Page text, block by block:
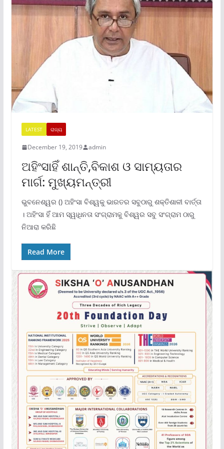
LATEST ରାଜ୍ୟ
December 19, 2019 admin
ଅହିଂସାହିଁ ଶାନ୍ତି,ବିକାଶ ଓ ସାମ୍ୟତାର
ମାର୍ଗ: ମୁଖ୍ୟମନ୍ତ୍ରୀ
ଭୁବନେଶ୍ୱର () ଅହିଂସା ବିଶ୍ୱକୁ ଭାରତର ସବୁଠାରୁ ଶକ୍ତିଶାଳୀ ବାର୍ତ୍ତା
। ଅହିଂସା ହିଁ ଆମ ସ୍ୱାଧିନତା ସଂଗ୍ରାମକୁ ବିଶ୍ୱର ସବୁ ସଂଗ୍ରାମ ଠାରୁ
ନିଆରା କରିଛି
Read More